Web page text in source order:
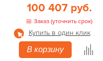
100 407 руб.
Заказ (уточнить срок)
Купить в один клик
В корзину